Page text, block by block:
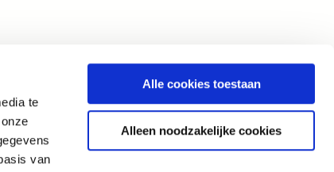
te
van
Alle cookies toestaan
Alleen noodzakelijke cookies